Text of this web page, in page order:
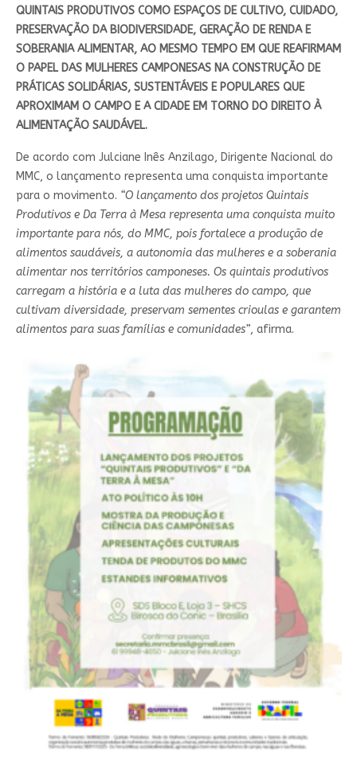
QUINTAIS PRODUTIVOS COMO ESPAÇOS DE CULTIVO, CUIDADO,
PRESERVAÇÃO DA BIODIVERSIDADE, GERAÇÃO DE RENDA E
SOBERANIA ALIMENTAR, AO MESMO TEMPO EM QUE REAFIRMAM
O PAPEL DAS MULHERES CAMPONESAS NA CONSTRUÇÃO DE
PRÁTICAS SOLIDÁRIAS, SUSTENTÁVEIS E POPULARES QUE
APROXIMAM O CAMPO E A CIDADE EM TORNO DO DIREITO À
ALIMENTAÇÃO SAUDÁVEL.
De acordo com Julciane Inês Anzilago, Dirigente Nacional do
MMC, o lançamento representa uma conquista importante
para o movimento. “O lançamento dos projetos Quintais
Produtivos e Da Terra à Mesa representa uma conquista muito
importante para nós, do MMC, pois fortalece a produção de
alimentos saudáveis, a autonomia das mulheres e a soberania
alimentar nos territórios camponeses. Os quintais produtivos
carregam a história e a luta das mulheres do campo, que
cultivam diversidade, preservam sementes crioulas e garantem
alimentos para suas famílias e comunidades”, afirma.